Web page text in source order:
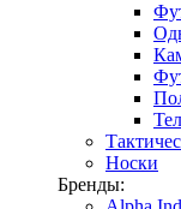
Носки
Бренды: